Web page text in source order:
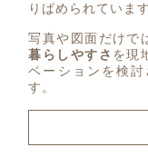
りばめられています
写真や図面だけで
暮らしやすさ を現
ベーションを検
す。